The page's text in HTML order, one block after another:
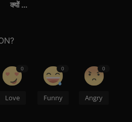
क्यों ...
0
Love
0
Funny
0
Angry